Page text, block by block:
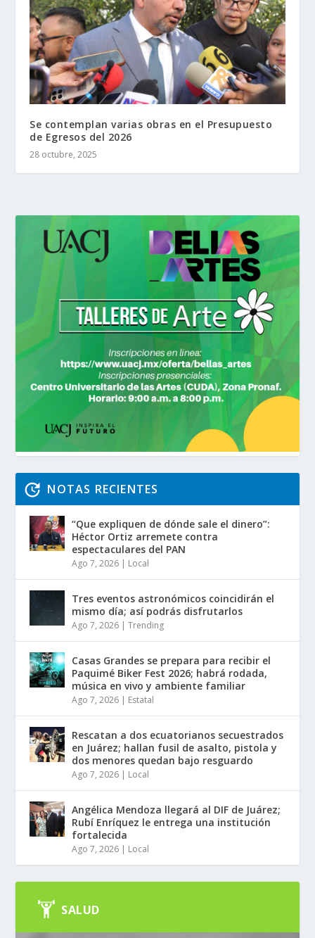
Se contemplan varias obras en el Presupuesto
de Egresos del 2026
28 octubre, 2025
NOTAS RECIENTES
“Que expliquen de dónde sale el dinero”:
Héctor Ortiz arremete contra
espectaculares del PAN
Ago 7, 2026 | Local
Tres eventos astronómicos coincidirán el
mismo día; así podrás disfrutarlos
Ago 7, 2026 |Trending
Casas Grandes se prepara para recibir el
Paquimé Biker Fest 2026; habrá rodada,
música en vivo y ambiente familiar
Ago 7, 2026 | Estatal
Rescatan a dos ecuatorianos secuestrados
en Juárez; hallan fusil de asalto, pistola y
dos menores quedan bajo resguardo
Ago 7, 2026 | Local
Angélica Mendoza llegará al DIF de Juárez;
Rubí Enríquez le entrega una institución
fortalecida
Ago 7, 2026 | Local
SALUD